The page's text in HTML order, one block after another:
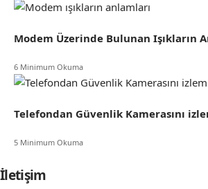
Modem Üzerinde Bulunan Işıkların
6 Minimum Okuma
Telefondan Güvenlik Kamerasını
5 Minimum Okuma
İletişim